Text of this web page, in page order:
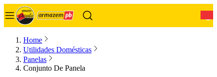
Home
Utilidades Domésticas
Panelas
Conjunto De Panela